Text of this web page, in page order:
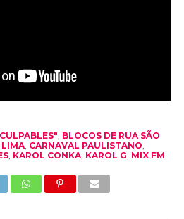
BLOCOS DE RUA SÃO
LIMA, CARNAVAL PAULISTANO
, KAROL CONKA, KAROL G MIX FM